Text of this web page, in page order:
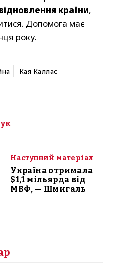
країни,
Допомога має
року.
Кая Каллас
Наступний матеріал
Україна отримала
$1,1 мільярда від
МВФ, — Шмигаль